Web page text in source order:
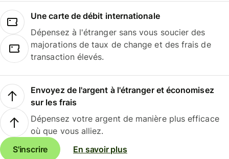
Une carte de débit internationale
Dépensez à l'étranger sans vous soucier des
majorations de taux de change et des frais de
transaction élevés.
Envoyez de l'argent à l'étranger et économisez
sur les frais
Dépensez votre argent de manière plus efficace
où que vous alliez.
S'inscrire
En savoir plus